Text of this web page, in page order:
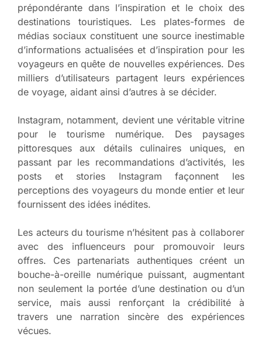
prépondérante dans l’inspiration et le choix des
destinations touristiques. Les plates-formes de
médias sociaux constituent une source inestimable
d’informations actualisées et d’inspiration pour les
voyageurs en quête de nouvelles expériences. Des
milliers d’utilisateurs partagent leurs expériences
de voyage, aidant ainsi d’autres à se décider.
Instagram, notamment, devient une véritable vitrine
pour le tourisme numérique. Des paysages
pittoresques aux détails culinaires uniques, en
passant par les recommandations d’activités, les
posts et stories Instagram façonnent les
perceptions des voyageurs du monde entier et leur
fournissent des idées inédites.
Les acteurs du tourisme n’hésitent pas à collaborer
avec des influenceurs pour promouvoir leurs
offres. Ces partenariats authentiques créent un
bouche-à-oreille numérique puissant, augmentant
non seulement la portée d’une destination ou d’un
service, mais aussi renforçant la crédibilité à
travers une narration sincère des expériences
vécues.